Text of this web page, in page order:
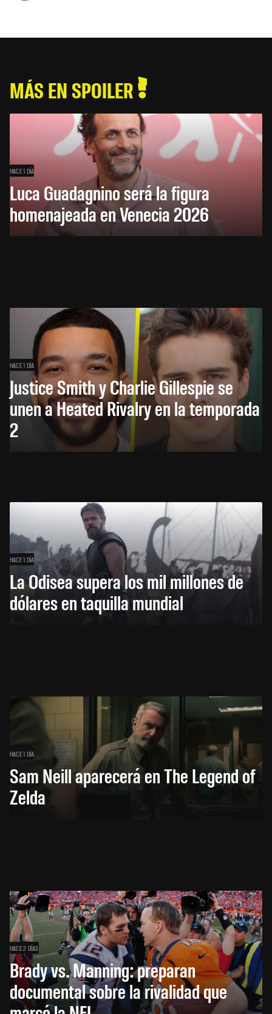
MÁS EN SPOILER
HACE 1 DÍA
Luca Guadagnino será la figura
homenajeada en Venecia 2026
HACE 1 DÍA
Justice Smith y Charlie Gillespie se
unen a Heated Rivalry en la temporada
2
HACE 1 DÍA
La Odisea supera los mil millones de
dólares en taquilla mundial
HACE 1 DÍA
Sam Neill aparecerá en The Legend of
Zelda
HACE 2 DÍAS
Brady vs. Manning: preparan
documental sobre la rivalidad que